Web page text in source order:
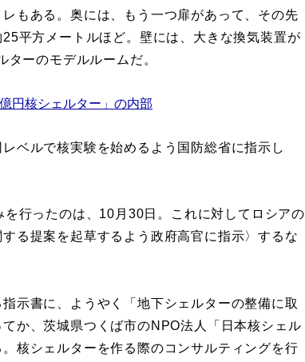
もある。奥には、もう一つ扉があって、その先
平方メートルほど。壁には、大きな換気装置が
ーのモデルルームだ。
円核シェルター」の内部
ベルで核実験を始めるよう国防総省に指示し
行ったのは、10月30日。これに対してロシアの
る提案を起草するよう政府高官に指示〉するな
示書に、ようやく「地下シェルターの整備に取
か、茨城県つくば市のNPO法人「日本核シェル
核シェルターを作る際のコンサルティングを行